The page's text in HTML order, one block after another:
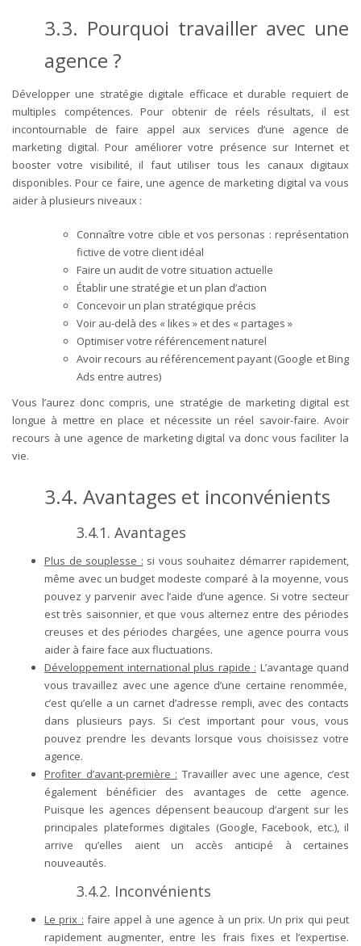
3.3. Pourquoi travailler avec une
agence ?
Développer une stratégie digitale efficace et durable requiert de
multiples compétences. Pour obtenir de réels résultats, il est
incontournable de faire appel aux services d’une agence de
marketing digital. Pour améliorer votre présence sur Internet et
booster votre visibilité, il faut utiliser tous les canaux digitaux
disponibles. Pour ce faire, une agence de marketing digital va vous
aider à plusieurs niveaux :
Connaître votre cible et vos personas : représentation
fictive de votre client idéal
Faire un audit de votre situation actuelle
Établir une stratégie et un plan d’action
Concevoir un plan stratégique précis
Voir au-delà des « likes » et des « partages »
Optimiser votre référencement naturel
Avoir recours au référencement payant (Google et Bing
Ads entre autres)
Vous l’aurez donc compris, une stratégie de marketing digital est
longue à mettre en place et nécessite un réel savoir-faire. Avoir
recours à une agence de marketing digital va donc vous faciliter la
vie.
3.4. Avantages et inconvénients
3.4.1. Avantages
Plus de souplesse : si vous souhaitez démarrer rapidement,
même avec un budget modeste comparé à la moyenne, vous
pouvez y parvenir avec l’aide d’une agence. Si votre secteur
est très saisonnier, et que vous alternez entre des périodes
creuses et des périodes chargées, une agence pourra vous
aider à faire face aux fluctuations.
Développement international plus rapide : L’avantage quand
vous travaillez avec une agence d’une certaine renommée,
c’est qu’elle a un carnet d’adresse rempli, avec des contacts
dans plusieurs pays. Si c’est important pour vous, vous
pouvez prendre les devants lorsque vous choisissez votre
agence.
Profiter d’avant-première : Travailler avec une agence, c’est
également bénéficier des avantages de cette agence.
Puisque les agences dépensent beaucoup d’argent sur les
principales plateformes digitales (Google, Facebook, etc.), il
arrive qu’elles aient un accès anticipé à certaines
nouveautés.
3.4.2. Inconvénients
Le prix : faire appel à une agence à un prix. Un prix qui peut
rapidement augmenter, entre les frais fixes et l’expertise.